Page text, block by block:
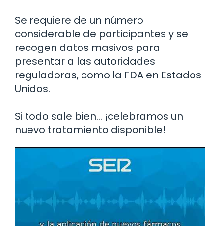
Se requiere de un número
considerable de participantes y se
recogen datos masivos para
presentar a las autoridades
reguladoras, como la FDA en Estados
Unidos.
Si todo sale bien… ¡celebramos un
nuevo tratamiento disponible!